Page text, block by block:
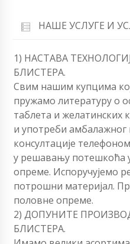
НАШЕ УСЛУГЕ И
1) НАСТАВА
БЛИСТЕРА.
Свим нашим купцима
пружамо литературу о
таблета и желатинских
и употреби
консултације
у решавању потешкоћа
опреме. Испоручујемо
потрошни материјал.
половне опреме.
2) ДОПУНИТЕ
БЛИСТЕРА.